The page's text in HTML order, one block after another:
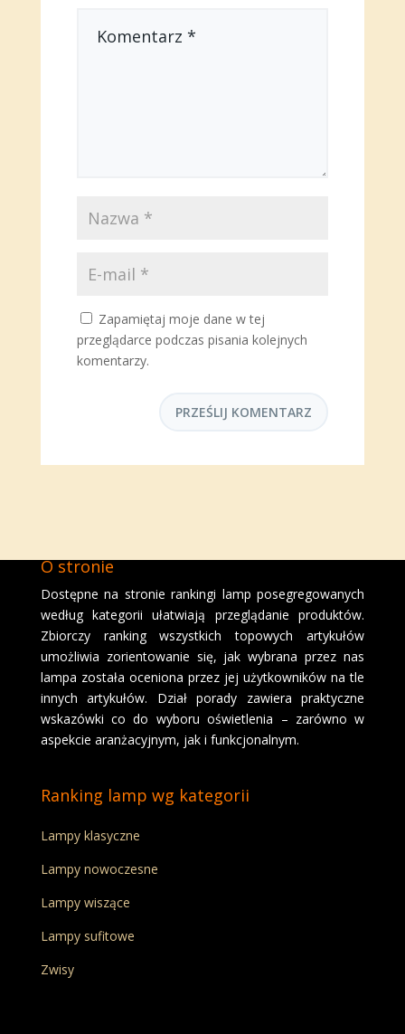
Zapamiętaj moje dane w tej
przeglądarce podczas pisania kolejnych
komentarzy.
O stronie
Dostępne na stronie rankingi lamp posegregowanych
według kategorii ułatwiają przeglądanie produktów.
Zbiorczy ranking wszystkich topowych artykułów
umożliwia zorientowanie się, jak wybrana przez nas
lampa została oceniona przez jej użytkowników na tle
innych artykułów. Dział porady zawiera praktyczne
wskazówki co do wyboru oświetlenia – zarówno w
aspekcie aranżacyjnym, jak i funkcjonalnym.
Ranking lamp wg kategorii
Lampy klasyczne
Lampy nowoczesne
Lampy wiszące
Lampy sufitowe
Zwisy